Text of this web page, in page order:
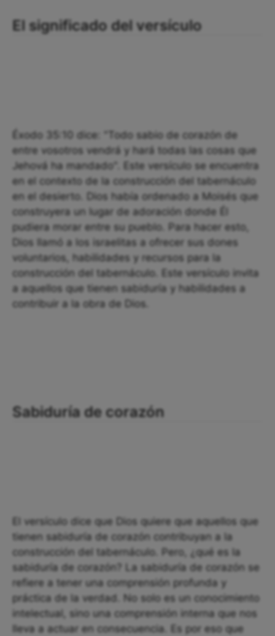
El significado del versículo
Éxodo 35:10 dice: "Todo sabio de corazón de
entre vosotros vendrá y hará todas las cosas que
Jehová ha mandado". Este versículo se encuentra
en el contexto de la construcción del tabernáculo
en el desierto. Dios había ordenado a Moisés que
construyera un lugar de adoración donde Él
pudiera morar entre su pueblo. Para hacer esto,
Dios llamó a los israelitas a ofrecer sus dones
voluntarios, habilidades y recursos para la
construcción del tabernáculo. Este versículo invita
a aquellos que tienen sabiduría y habilidades a
contribuir a la obra de Dios.
Sabiduría de corazón
El versículo dice que Dios quiere que aquellos que
tienen sabiduría de corazón contribuyan a la
construcción del tabernáculo. Pero, ¿qué es la
sabiduría de corazón? La sabiduría de corazón se
refiere a tener una comprensión profunda y
práctica de la verdad. No solo es un conocimiento
intelectual, sino una comprensión interna que nos
lleva a actuar en consecuencia. Es por eso que